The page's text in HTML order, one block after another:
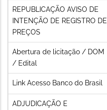
REPUBLICAÇÃO AVISO DE
INTENÇÃO DE REGISTRO DE
PREÇOS
Abertura de licitação / DOM
/ Edital
Link Acesso Banco do Brasil
ADJUDICAÇÃO E